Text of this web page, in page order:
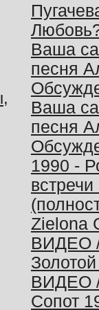
Ваша
песня
Ваша
песня
1990 -
Zielona
ВИДЕО
ВИДЕО
Сопот